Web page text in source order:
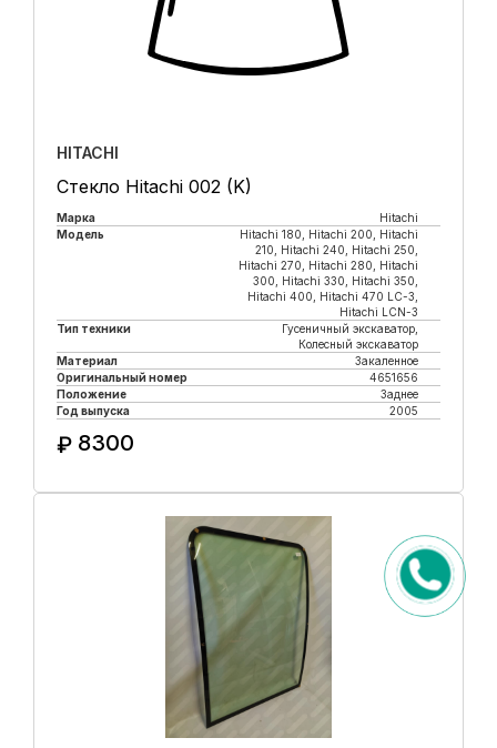
HITACHI
Стекло Hitachi 002 (K)
Марка
Hitachi
Модель
Hitachi 180, Hitachi 200, Hitachi
210, Hitachi 240, Hitachi 250,
Hitachi 270, Hitachi 280, Hitachi
300, Hitachi 330, Hitachi 350,
Hitachi 400, Hitachi 470 LC-3,
Hitachi LCN-3
Тип техники
Гусеничный экскаватор,
Колесный экскаватор
Материал
Закаленное
Оригинальный номер
4651656
Положение
Заднее
Год выпуска
2005
₽ 8300